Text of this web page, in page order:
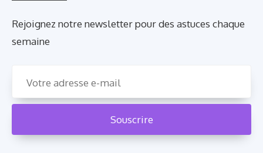
Rejoignez notre newsletter pour des astuces chaque
semaine